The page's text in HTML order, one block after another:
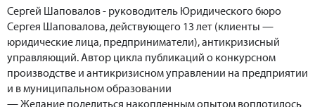
Сергей Шаповалов - руководитель Юридического бюро
Сергея Шаповалова, действующего 13 лет (клиенты —
юридические лица, предприниматели), антикризисный
управляющий. Автор цикла публикаций о конкурсном
производстве и антикризисном управлении на предприятии
и в муниципальном образовании
— Желание поделиться накопленным опытом воплотилось